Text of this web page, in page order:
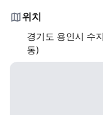
위치
경기도 용인시 수
동)